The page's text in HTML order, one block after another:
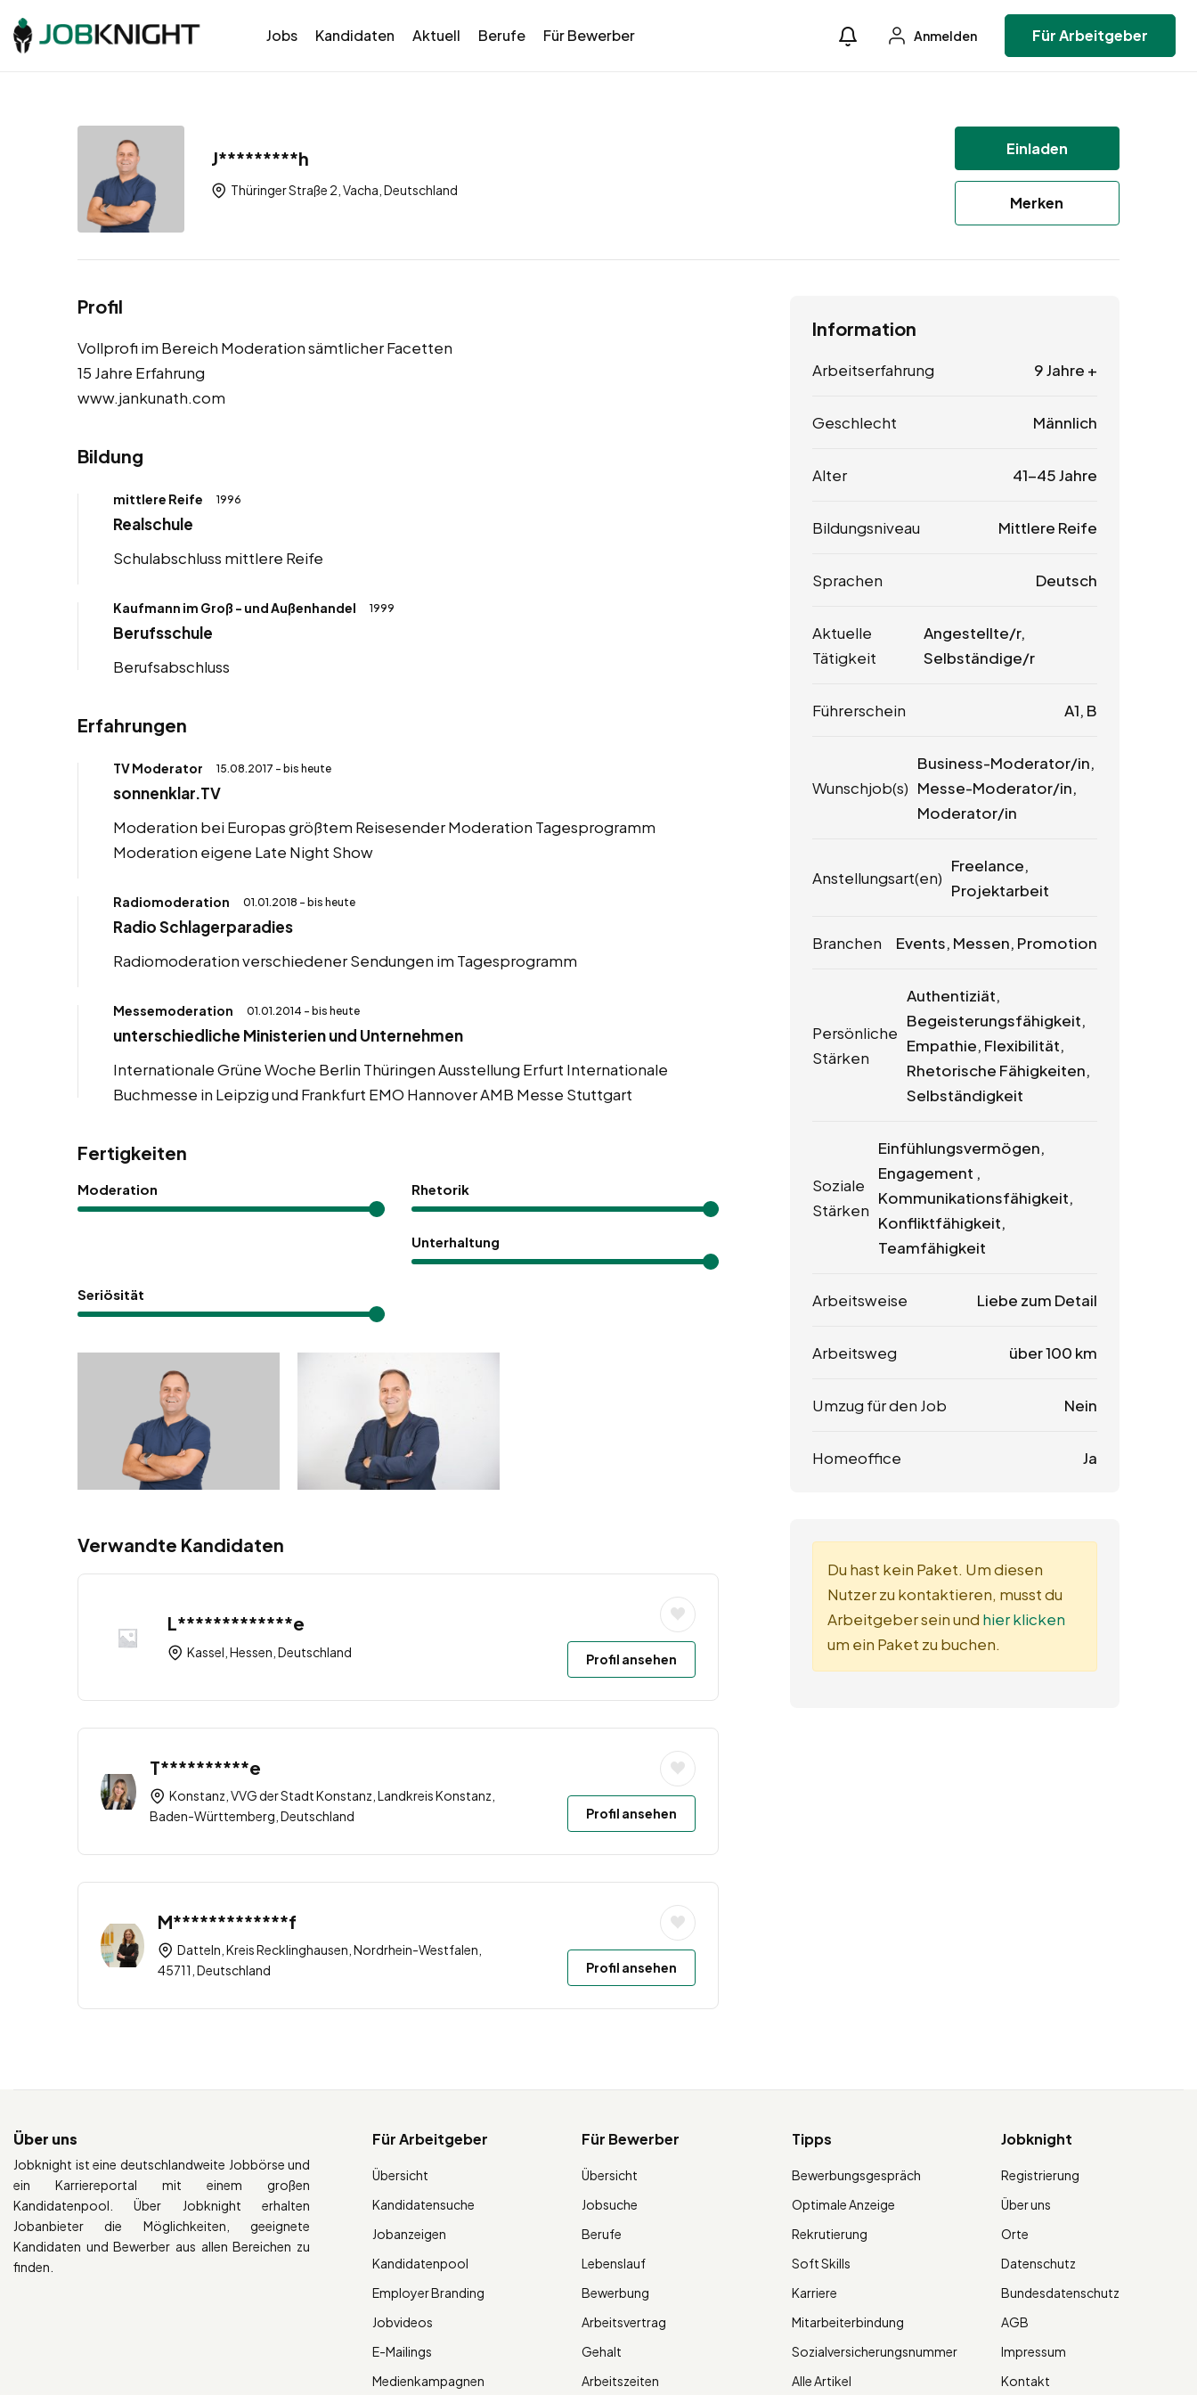
Jobs Kandidaten Aktuell Berufe Für Bewerber Anmelden Für Arbeitgeber
J*********h
Thüringer Straße 2, Vacha, Deutschland
Einladen
Merken
Profil
Vollprofi im Bereich Moderation sämtlicher Facetten
15 Jahre Erfahrung
www.jankunath.com
Bildung
mittlere Reife 1996
Realschule
Schulabschluss mittlere Reife
Kaufmann im Groß - und Außenhandel 1999
Berufsschule
Berufsabschluss
Erfahrungen
TV Moderator 15.08.2017 - bis heute
sonnenklar.TV
Moderation bei Europas größtem Reisesender Moderation Tagesprogramm
Moderation eigene Late Night Show
Radiomoderation 01.01.2018 - bis heute
Radio Schlagerparadies
Radiomoderation verschiedener Sendungen im Tagesprogramm
Messemoderation 01.01.2014 - bis heute
unterschiedliche Ministerien und Unternehmen
Internationale Grüne Woche Berlin Thüringen Ausstellung Erfurt Internationale
Buchmesse in Leipzig und Frankfurt EMO Hannover AMB Messe Stuttgart
Fertigkeiten
Moderation Rhetorik
Unterhaltung
Seriösität
Verwandte Kandidaten
L*************e
Kassel, Hessen, Deutschland Profil ansehen
T**********e
Konstanz, VVG der Stadt Konstanz, Landkreis Konstanz,
Baden-Württemberg, Deutschland
Profil ansehen
M*************f
Datteln, Kreis Recklinghausen, Nordrhein-Westfalen,
45711, Deutschland
Profil ansehen
Information
Arbeitserfahrung 9 Jahre +
Geschlecht Männlich
Alter 41-45 Jahre
Bildungsniveau Mittlere Reife
Sprachen Deutsch
Aktuelle
Tätigkeit
Angestellte/r,
Selbständige/r
Führerschein A1, B
Wunschjob(s)
Business-Moderator/in,
Messe-Moderator/in,
Moderator/in
Anstellungsart(en)
Freelance,
Projektarbeit
Branchen Events, Messen, Promotion
Persönliche
Stärken
Authentiziät,
Begeisterungsfähigkeit,
Empathie, Flexibilität,
Rhetorische Fähigkeiten,
Selbständigkeit
Soziale
Stärken
Einfühlungsvermögen,
Engagement ,
Kommunikationsfähigkeit,
Konfliktfähigkeit,
Teamfähigkeit
Arbeitsweise Liebe zum Detail
Arbeitsweg über 100 km
Umzug für den Job Nein
Homeoffice Ja
Du hast kein Paket. Um diesen
Nutzer zu kontaktieren, musst du
Arbeitgeber sein und hier klicken
um ein Paket zu buchen.
Über uns
Jobknight ist eine deutschlandweite Jobbörse und
ein Karriereportal mit einem großen
Kandidatenpool. Über Jobknight erhalten
Jobanbieter die Möglichkeiten, geeignete
Kandidaten und Bewerber aus allen Bereichen zu
finden.
Für Arbeitgeber
Übersicht
Kandidatensuche
Jobanzeigen
Kandidatenpool
Employer Branding
Jobvideos
E-Mailings
Medienkampagnen
Für Bewerber
Übersicht
Jobsuche
Berufe
Lebenslauf
Bewerbung
Arbeitsvertrag
Gehalt
Arbeitszeiten
Tipps
Bewerbungsgespräch
Optimale Anzeige
Rekrutierung
Soft Skills
Karriere
Mitarbeiterbindung
Sozialversicherungsnummer
Alle Artikel
Jobknight
Registrierung
Über uns
Orte
Datenschutz
Bundesdatenschutz
AGB
Impressum
Kontakt